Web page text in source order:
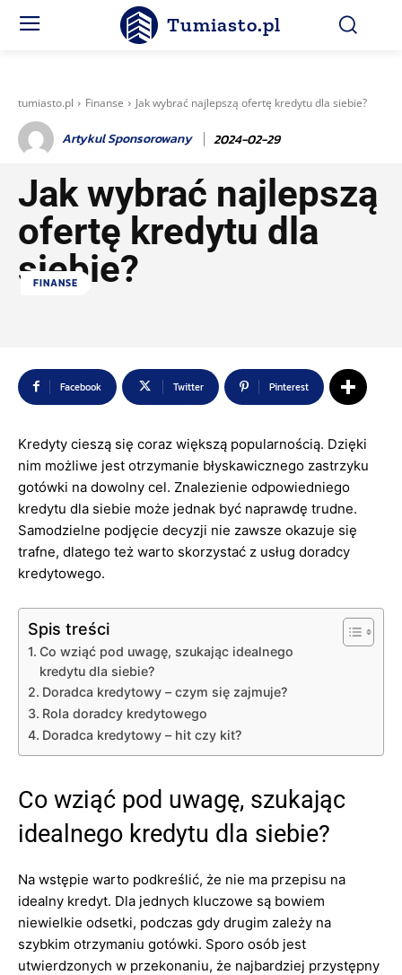
Tumiasto.pl
tumiasto.pl Finanse Jak wybrać najlepszą ofertę kredytu dla siebie?
Artykul Sponsorowany 2024-02-29
Jak wybrać najlepszą
ofertę kredytu dla
siebie?
FINANSE
Facebook Twitter Pinterest
Kredyty cieszą się coraz większą popularnością. Dzięki
nim możliwe jest otrzymanie błyskawicznego zastrzyku
gotówki na dowolny cel. Znalezienie odpowiedniego
kredytu dla siebie może jednak być naprawdę trudne.
Samodzielne podjęcie decyzji nie zawsze okazuje się
trafne, dlatego też warto skorzystać z usług doradcy
kredytowego.
Spis treści
Co wziąć pod uwagę, szukając idealnego
kredytu dla siebie?
Doradca kredytowy – czym się zajmuje?
Rola doradcy kredytowego
Doradca kredytowy – hit czy kit?
Co wziąć pod uwagę, szukając
idealnego kredytu dla siebie?
Na wstępie warto podkreślić, że nie ma przepisu na
idealny kredyt. Dla jednych kluczowe są bowiem
niewielkie odsetki, podczas gdy drugim zależy na
szybkim otrzymaniu gotówki. Sporo osób jest
utwierdzonych w przekonaniu, że najbardziej przystępny